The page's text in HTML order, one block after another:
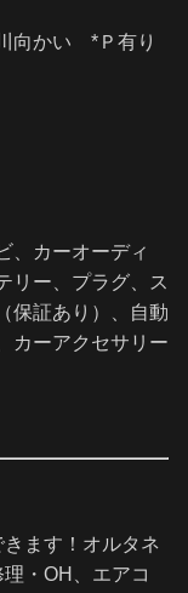
向かい *Ｐ有り
、カーオーディ
リー、プラグ、ス
保証あり）、自動
カーアクセサリー
ます！オルタネ
・OH、エアコ